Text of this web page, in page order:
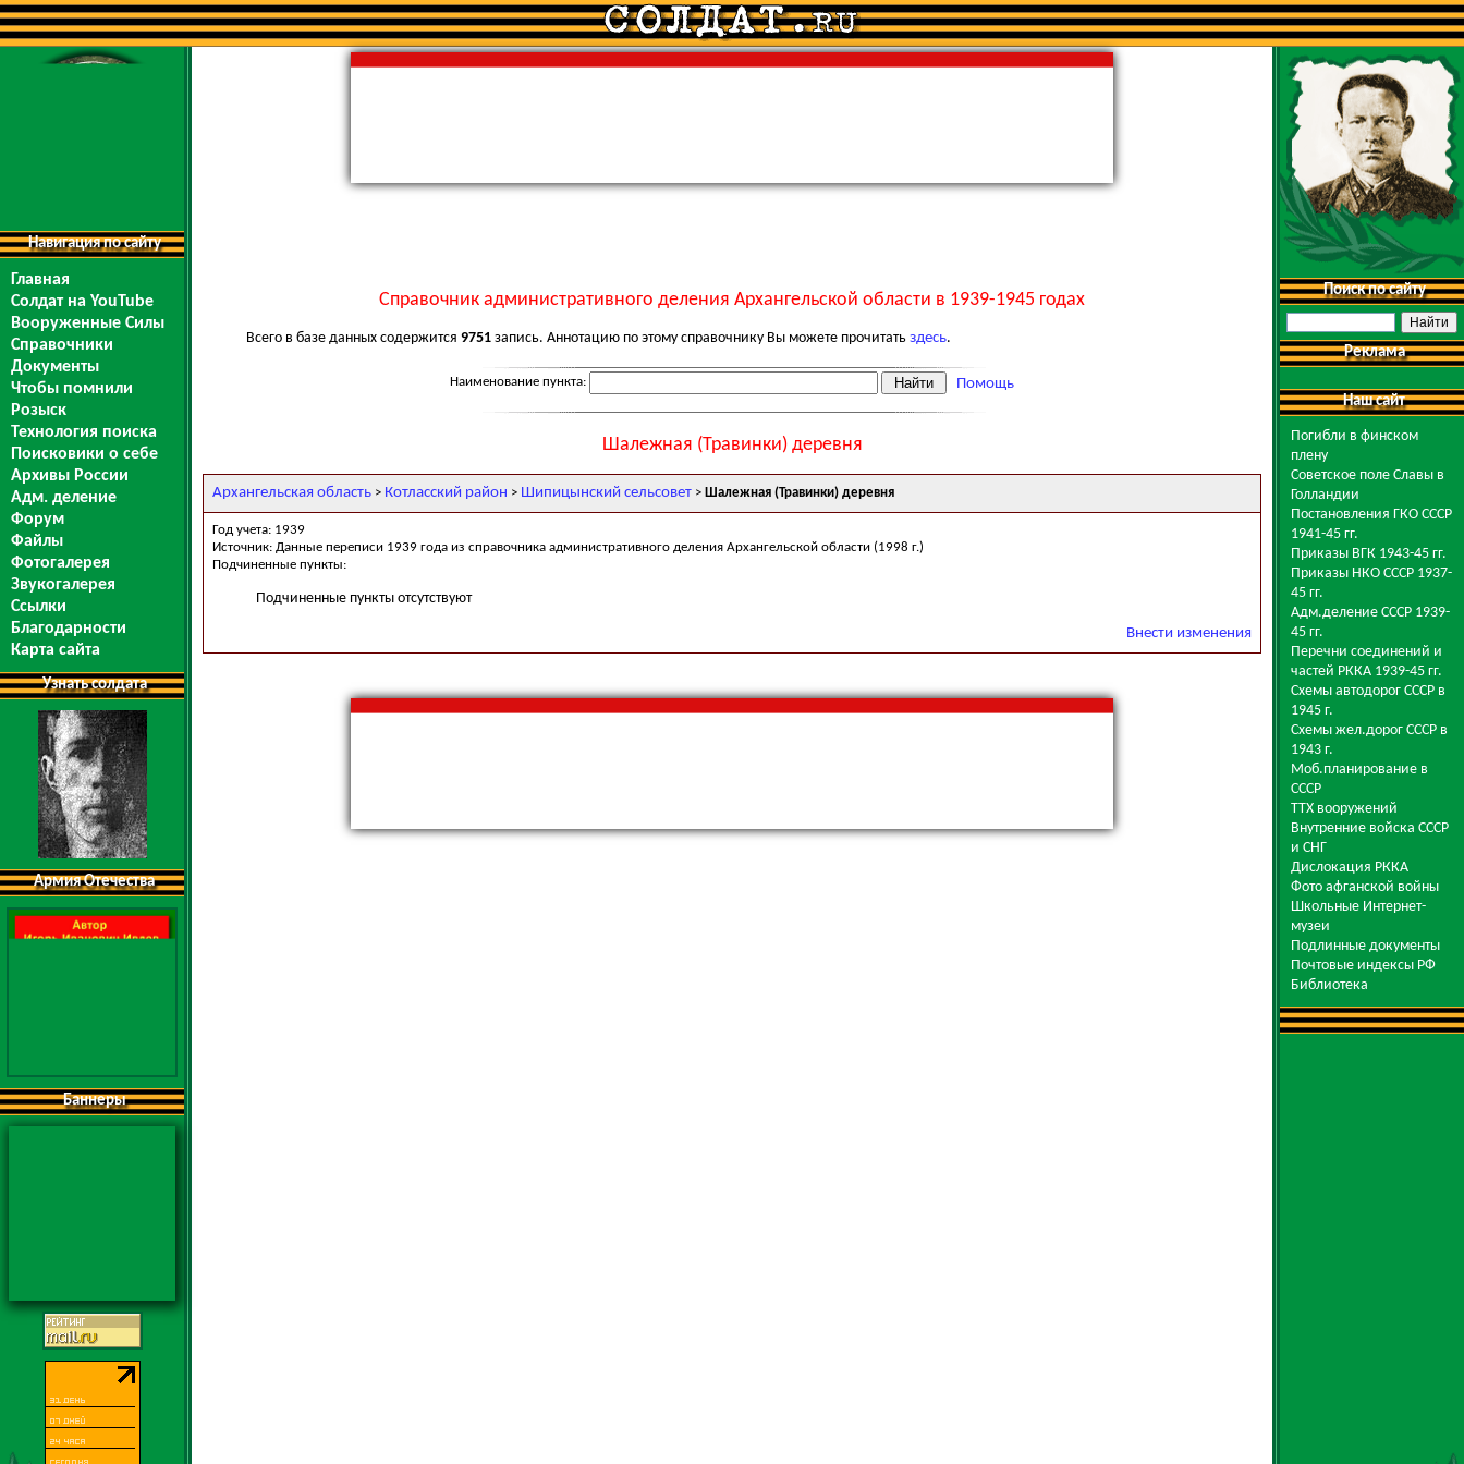
Навигация по сайту
Главная
Солдат на YouTube
Вооруженные Силы
Справочники
Документы
Чтобы помнили
Розыск
Технология поиска
Поисковики о себе
Архивы России
Адм. деление
Форум
Файлы
Фотогалерея
Звукогалерея
Ссылки
Благодарности
Карта сайта
Узнать солдата
Армия Отечества
Баннеры
Справочник административного деления Архангельской области в 1939-1945 годах
Всего в базе данных содержится 9751 запись. Аннотацию по этому справочнику Вы можете прочитать здесь.
Наименование пункта: Помощь
Шалежная (Травинки) деревня
Архангельская область > Котласский район > Шипицынский сельсовет > Шалежная (Травинки) деревня
Год учета: 1939
Источник: Данные переписи 1939 года из справочника административного деления Архангельской области (1998 г.)
Подчиненные пункты:
Подчиненные пункты отсутствуют
Внести изменения
Поиск по сайту
Реклама
Наш сайт
Погибли в финском
плену
Советское поле Славы в
Голландии
Постановления ГКО СССР
1941-45 гг.
Приказы ВГК 1943-45 гг.
Приказы НКО СССР 1937-
45 гг.
Адм.деление СССР 1939-
45 гг.
Перечни соединений и
частей РККА 1939-45 гг.
Схемы автодорог СССР в
1945 г.
Схемы жел.дорог СССР в
1943 г.
Моб.планирование в
СССР
ТТХ вооружений
Внутренние войска СССР
и СНГ
Дислокация РККА
Фото афганской войны
Школьные Интернет-
музеи
Подлинные документы
Почтовые индексы РФ
Библиотека